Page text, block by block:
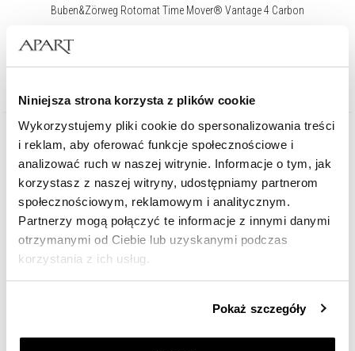
Niniejsza strona korzysta z plików cookie
Wykorzystujemy pliki cookie do spersonalizowania treści
i reklam, aby oferować funkcje społecznościowe i
analizować ruch w naszej witrynie. Informacje o tym, jak
korzystasz z naszej witryny, udostępniamy partnerom
społecznościowym, reklamowym i analitycznym.
Partnerzy mogą połączyć te informacje z innymi danymi
otrzymanymi od Ciebie lub uzyskanymi podczas
korzystania z ich usług.
przez nas plików cookie znajdziesz wPolityce
prywatności.
Pokaż szczegóły
Buben&Zörweg Rotomat Time Mover® Vantage 4 Carbon
22 400 zł